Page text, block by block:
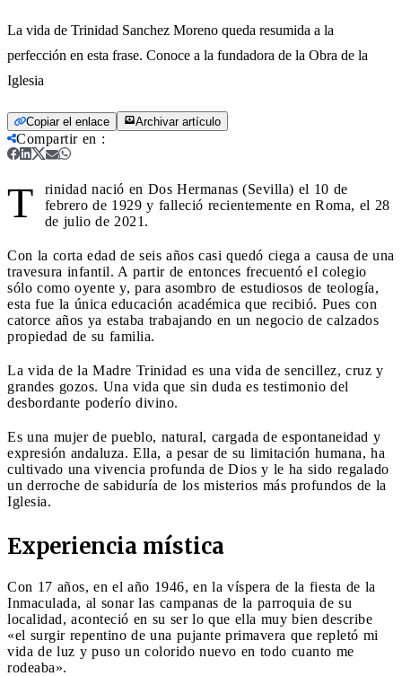
La vida de Trinidad Sanchez Moreno queda resumida a la
perfección en esta frase. Conoce a la fundadora de la Obra de la
Iglesia
Copiar el enlace Archivar artículo
Compartir en :
T
rinidad nació en Dos Hermanas (Sevilla) el 10 de
febrero de 1929 y falleció recientemente en Roma, el 28
de julio de 2021.
Con la corta edad de seis años casi quedó ciega a causa de una
travesura infantil. A partir de entonces frecuentó el colegio
sólo como oyente y, para asombro de estudiosos de teología,
esta fue la única educación académica que recibió. Pues con
catorce años ya estaba trabajando en un negocio de calzados
propiedad de su familia.
La vida de la Madre Trinidad es una vida de sencillez, cruz y
grandes gozos. Una vida que sin duda es testimonio del
desbordante poderío divino.
Es una mujer de pueblo, natural, cargada de espontaneidad y
expresión andaluza. Ella, a pesar de su limitación humana, ha
cultivado una vivencia profunda de Dios y le ha sido regalado
un derroche de sabiduría de los misterios más profundos de la
Iglesia.
Experiencia mística
Con 17 años, en el año 1946, en la víspera de la fiesta de la
Inmaculada, al sonar las campanas de la parroquia de su
localidad, aconteció en su ser lo que ella muy bien describe
«el surgir repentino de una pujante primavera que repletó mi
vida de luz y puso un colorido nuevo en todo cuanto me
rodeaba».